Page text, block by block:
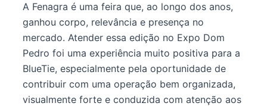
A Fenagra é uma feira que, ao longo dos anos,
ganhou corpo, relevância e presença no
mercado. Atender essa edição no Expo Dom
Pedro foi uma experiência muito positiva para a
BlueTie, especialmente pela oportunidade de
contribuir com uma operação bem organizada,
visualmente forte e conduzida com atenção aos